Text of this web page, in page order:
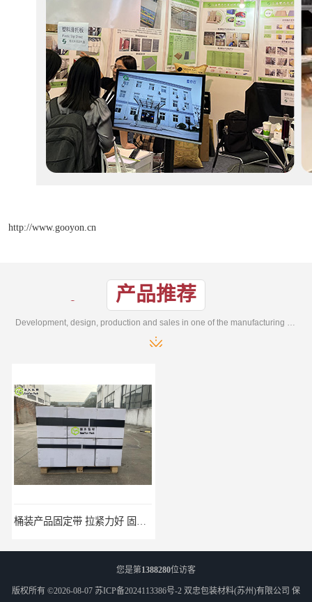
http://www.gooyon.cn
产品推荐
桶装产品固定带 拉紧力好 固永包材
您是第1388280位访客
版权所有 ©2026-08-07 苏ICP备2024113386号-2 双忠包装材料(苏州)有限公司 保